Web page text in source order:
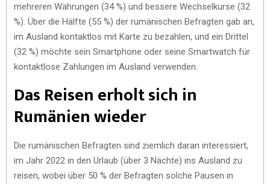
mehreren Währungen (34 %) und bessere Wechselkurse (32
%). Über die Hälfte (55 %) der rumänischen Befragten gab an,
im Ausland kontaktlos mit Karte zu bezahlen, und ein Drittel
(32 %) möchte sein Smartphone oder seine Smartwatch für
kontaktlose Zahlungen im Ausland verwenden.
Das Reisen erholt sich in
Rumänien wieder
Die rumänischen Befragten sind ziemlich daran interessiert,
im Jahr 2022 in den Urlaub (über 3 Nächte) ins Ausland zu
reisen, wobei über 50 % der Befragten solche Pausen in